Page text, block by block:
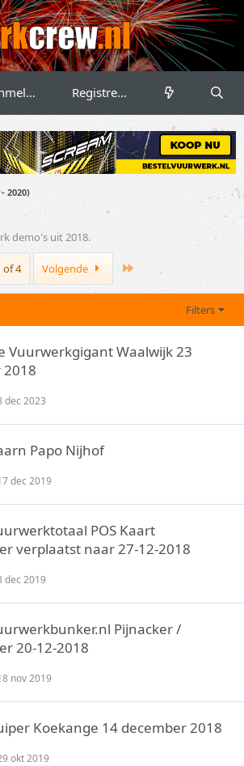
Aanmelden Registreren
2020)
demo's uit 2018.
of 4 Volgende
Filters
Vuurwerkgigant Waalwijk 23
2018
dec 2023
Papo Nijhof
dec 2019
POS Kaart
verplaatst naar 27-12-2018
dec 2019
Pijnacker /
20-12-2018
nov 2019
Koekange 14 december 2018
okt 2019